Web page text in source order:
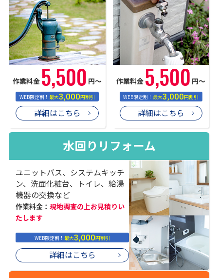
作業料金 5,500 円〜
WEB限定割！最大3,000円割引
詳細はこちら
作業料金 5,500 円〜
WEB限定割！最大3,000円割引
詳細はこちら
水回りリフォーム
ユニットバス、システムキッチ
ン、洗面化粧台、トイレ、給湯
機器の交換など
作業料金： 現地調査の上お見積りい
たします
WEB限定割！最大3,000円割引
詳細はこちら